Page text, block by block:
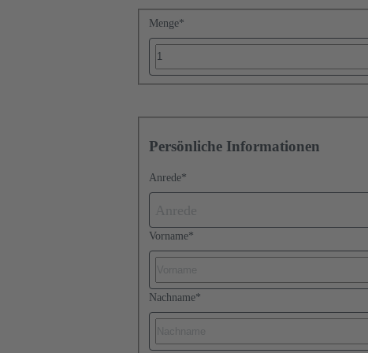
Menge*
Persönliche Informationen
Anrede*
Vorname*
Nachname*